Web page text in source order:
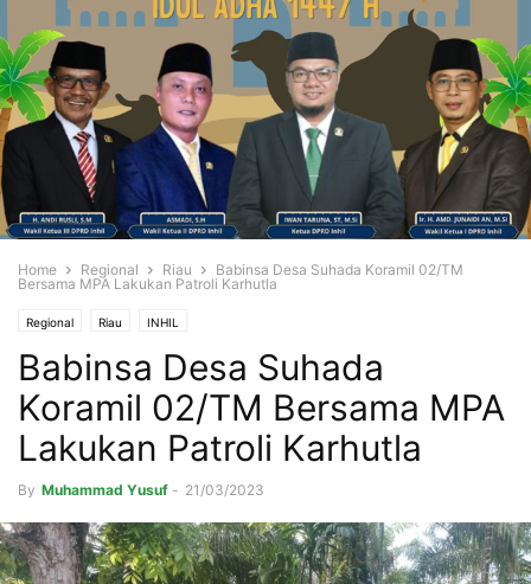
Home Regional Riau
Babinsa Desa Suhada Koramil 02/TM
Bersama MPA Lakukan Patroli Karhutla
Regional Riau INHIL
Babinsa Desa Suhada
Koramil 02/TM Bersama MPA
Lakukan Patroli Karhutla
By Muhammad Yusuf - 21/03/2023